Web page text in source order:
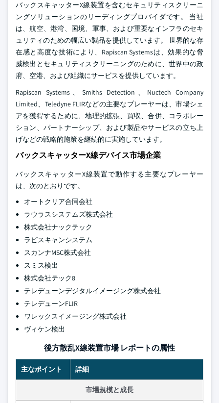
バックスキャッターX線装置を含むセキュリティスクリーニ
ングソリューションのリーディングプロバイダです。 当社
は、航空、港湾、国境、軍事、および重要なインフラのセキ
ュリティのための幅広い製品を提供しています。 世界的な存
在感と高度な技術により、Rapiscan Systemsは、効果的な脅
威検出とセキュリティスクリーニングのために、世界中の政
府、空港、および組織にサービスを提供しています。
Rapiscan Systems、Smiths Detection、Nuctech Company
Limited、Teledyne FLIRなどの主要なプレーヤーは、市場シェ
アを獲得するために、地理的拡張、買収、合併、コラボレー
ション、パートナーシップ、および製品やサービスの立ち上
げなどの戦略的施策を継続的に実施しています。
バックスキャッターX線デバイス市場企業
バックスキャッターX線装置で動作する主要なプレーヤー
は、次のとおりです。
オートクリア合同会社
ラウラスシステムズ株式会社
株式会社ナックテック
ラピスキャンシステム
スカンナMSC株式会社
スミス検出
株式会社テック8
テレデューンデジタルイメージング株式会社
テレデューンFLIR
ワレックスイメージング株式会社
ヴィケン検出
後方散乱X線装置市場 レポートの属性
主なポイント 詳細
市場規模と成長